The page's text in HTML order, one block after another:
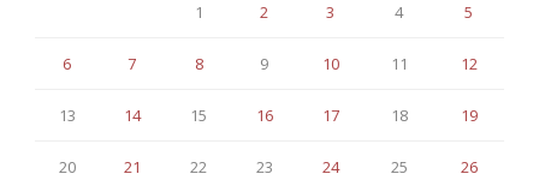
1 2 3 4 5
6 7 8 9 10 11 12
13 14 15 16 17 18 19
20 21 22 23 24 25 26